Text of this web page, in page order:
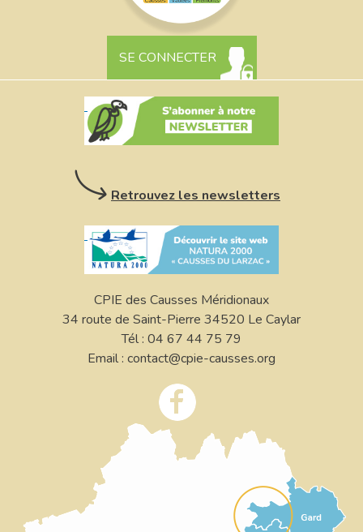
SE CONNECTER
Retrouvez les newsletters
CPIE des Causses Méridionaux
34 route de Saint-Pierre 34520 Le Caylar
Tél : 04 67 44 75 79
Email : contact@cpie-causses.org